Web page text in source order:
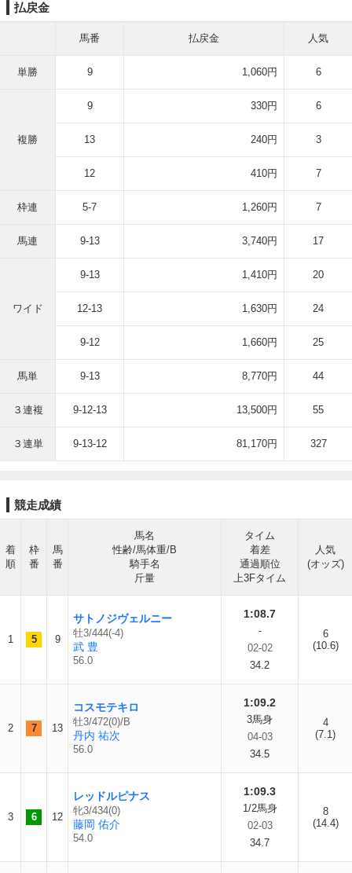
払戻金
馬番 払戻金 人気
単勝 9 1,060円 6
複勝
9 330円 6
13 240円 3
12 410円 7
枠連 5-7 1,260円 7
馬連 9-13 3,740円 17
ワイド
9-13 1,410円 20
12-13 1,630円 24
9-12 1,660円 25
馬単 9-13 8,770円 44
３連複 9-12-13 13,500円 55
３連単 9-13-12 81,170円 327
競走成績
着
順
枠
番
馬
番
馬名
性齢/馬体重/B
騎手名
斤量
タイム
着差
通過順位
上3Fタイム
人気
(オッズ)
1 5 9
サトノジヴェルニー
牡3/444(-4)
武 豊
56.0
1:08.7
-
02-02
34.2
6
(10.6)
2 7 13
コスモテキロ
牡3/472(0)/B
丹内 祐次
56.0
1:09.2
3馬身
04-03
34.5
4
(7.1)
3 6 12
レッドルピナス
牝3/434(0)
藤岡 佑介
54.0
1:09.3
1/2馬身
02-03
34.7
8
(14.4)